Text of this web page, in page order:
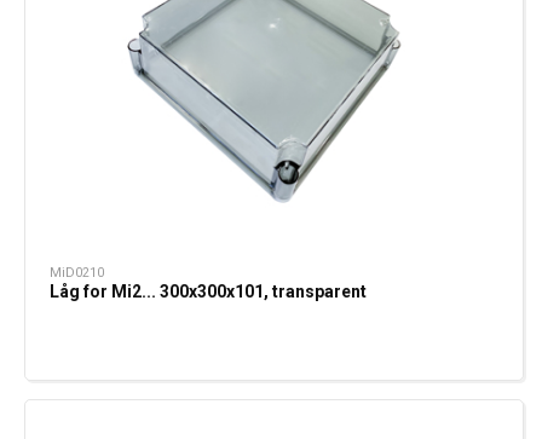
MiD0210
Låg for Mi2... 300x300x101, transparent